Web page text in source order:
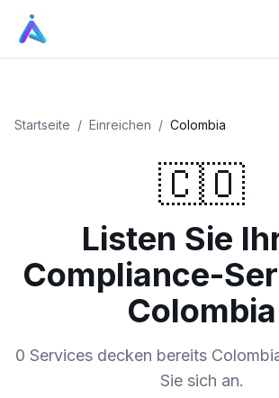
Startseite / Einreichen / Colombia
🇨🇴
Listen Sie
Compliance-
Colombia
0 Services decken bereits
Sie sich an.